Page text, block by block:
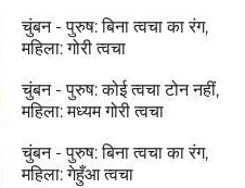
चुंबन - पुरुष: बिना त्वचा का रंग,
महिला: गोरी त्वचा
चुंबन - पुरुष: कोई त्वचा टोन नहीं,
महिला: मध्यम गोरी त्वचा
चुंबन - पुरुष: बिना त्वचा का रंग,
महिला: गेहुँआ त्वचा